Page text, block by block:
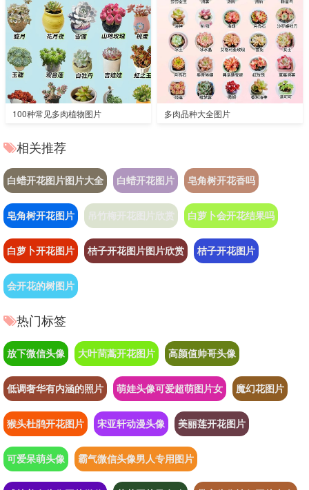
100种常见多肉植物图片 多肉品种大全图片
相关推荐
白蜡开花图片图片大全 白蜡开花图片 皂角树开花香吗
皂角树开花图片 吊竹梅开花图片欣赏 白萝卜会开花结果吗
白萝卜开花图片 桔子开花图片图片欣赏 桔子开花图片
会开花的树图片
热门标签
放下微信头像 大叶茼蒿开花图片 高颜值帅哥头像
低调奢华有内涵的照片 萌娃头像可爱超萌图片女 魔幻花图片
猴头杜鹃开花图片 宋亚轩动漫头像 美丽莲开花图片
可爱呆萌头像 霸气微信头像男人专用图片